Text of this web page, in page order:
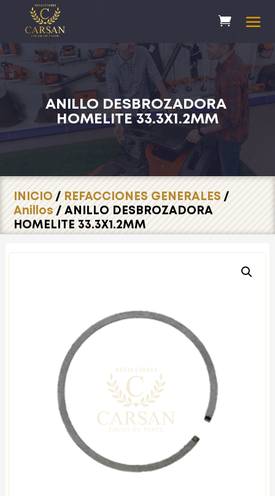
ANILLO DESBROZADORA
HOMELITE 33.3X1.2MM
INICIO/REFACCIONES GENERALES/
Anillos/ ANILLO DESBROZADORA
HOMELITE 33.3X1.2MM